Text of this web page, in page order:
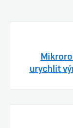
urychlit